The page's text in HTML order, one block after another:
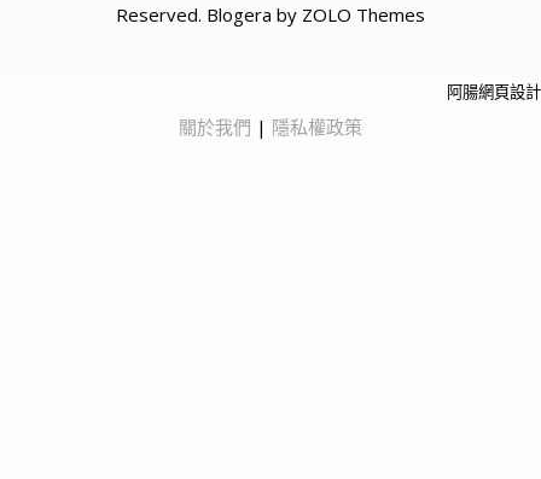
Reserved. Blogera by ZOLO Themes
阿腸網頁設計
關於我們 | 隱私權政策